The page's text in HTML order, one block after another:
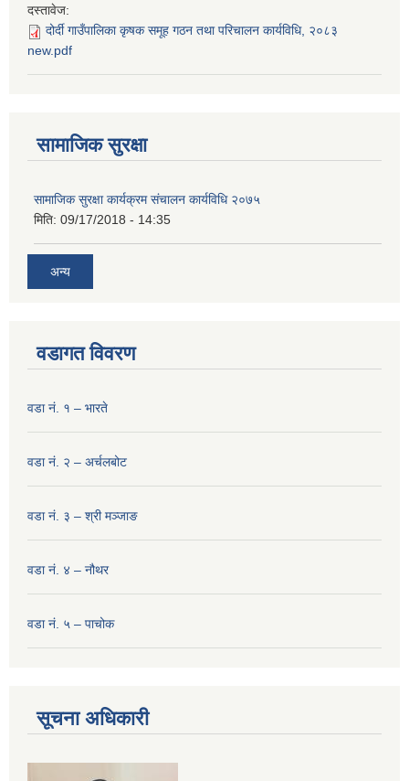
दस्तावेज:
दोर्दी गाउँपालिका कृषक समूह गठन तथा परिचालन कार्यविधि, २०८३
new.pdf
सामाजिक सुरक्षा
सामाजिक सुरक्षा कार्यक्रम संचालन कार्यविधि २०७५
मिति: 09/17/2018 - 14:35
अन्य
वडागत विवरण
वडा नं. १ – भारते
वडा नं. २ – अर्चलबोट
वडा नं. ३ – श्री मञ्‍जाङ
वडा नं. ४ – नौथर
वडा नं. ५ – पाचोक
सूचना अधिकारी